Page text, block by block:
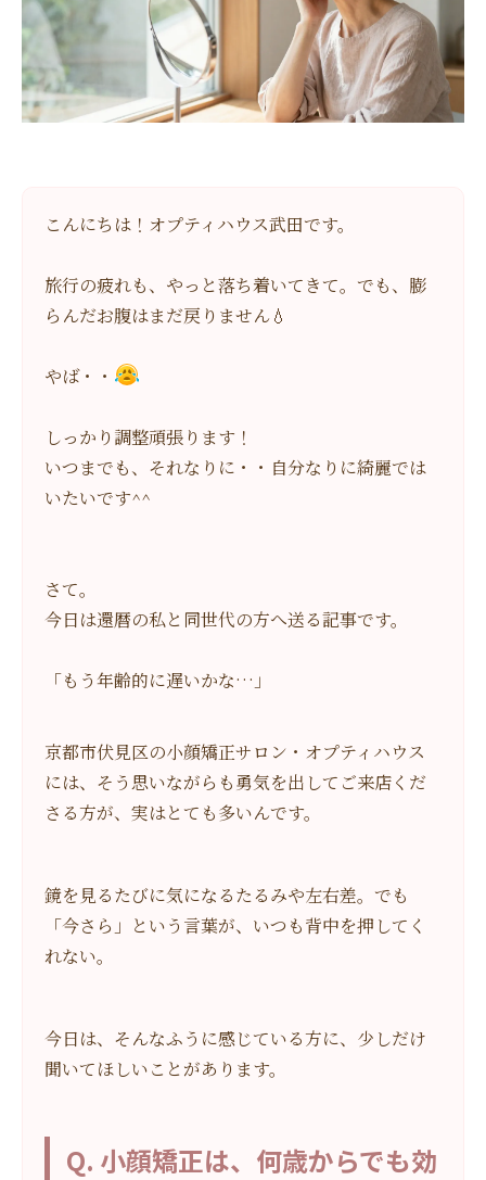
こんにちは！オプティハウス武田です。
旅行の疲れも、やっと落ち着いてきて。でも、膨
らんだお腹はまだ戻りません💧
やば・・
しっかり調整頑張ります！
いつまでも、それなりに・・自分なりに綺麗では
いたいです^^
さて。
今日は還暦の私と同世代の方へ送る記事です。
「もう年齢的に遅いかな…」
京都市伏見区の小顔矯正サロン・オプティハウス
には、そう思いながらも勇気を出してご来店くだ
さる方が、実はとても多いんです。
鏡を見るたびに気になるたるみや左右差。でも
「今さら」という言葉が、いつも背中を押してく
れない。
今日は、そんなふうに感じている方に、少しだけ
聞いてほしいことがあります。
Q. 小顔矯正は、何歳からでも効